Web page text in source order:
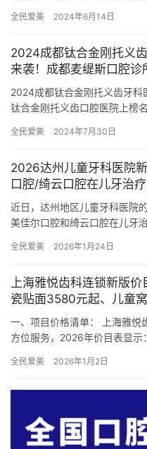
在种植…
全民爱美 2024年6月14日
2024成都钛合金刚托义
来袭！成都麦缇斯口腔诊
2024成都钛合金刚托义齿牙
钛合金刚托义齿口腔医院上榜
全民爱美 2024年7月30日
2026达州儿童牙科医院
口腔/绮云口腔在儿牙治
近日，达州地区儿童牙科医院
美佳尔口腔和绮云口腔在儿牙
医环境…
全民爱美 2026年1月24日
上海雅悦齿科连锁新版价
瓷贴面3580元起、儿童
一、项目价格清单： 上海雅悦
方位服务，2026年价目表显
全民爱美 2026年1月2日